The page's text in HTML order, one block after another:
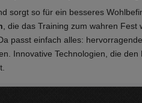
sorgt so für ein besseres
, die das Training zum wahren
passt einfach alles:
Innovative Technologien, die